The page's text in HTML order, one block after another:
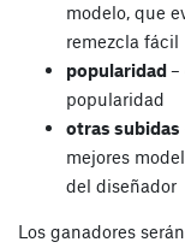
modelo, que
remezcla fácil
popularidad–
popularidad
otras subidas
mejores
del diseñador
Los ganadores